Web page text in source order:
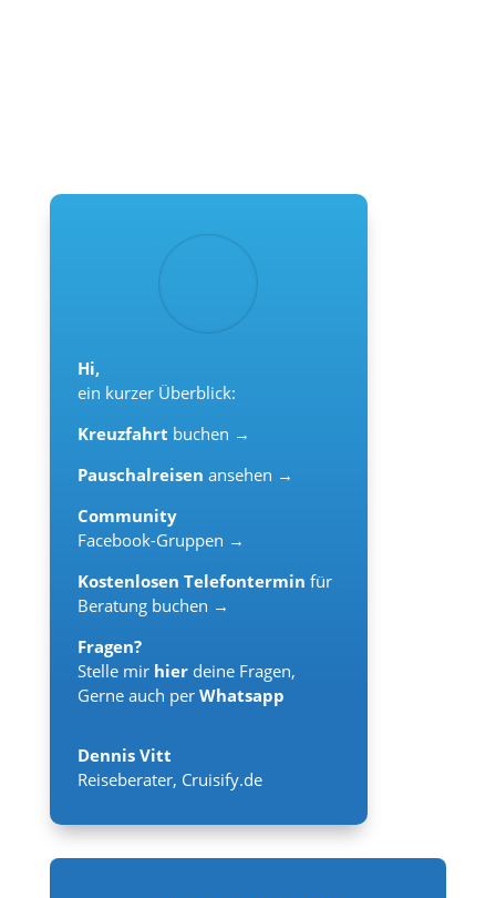
Hi,
ein kurzer Überblick:
Kreuzfahrt buchen →
Pauschalreisen ansehen →
Community
Facebook-Gruppen →
Kostenlosen Telefontermin für
Beratung buchen →
Fragen?
Stelle mir hier deine Fragen,
Gerne auch per Whatsapp
Dennis Vitt
Reiseberater, Cruisify.de